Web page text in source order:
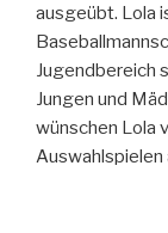
ausgeübt. Lola
Jugendbereich
Jungen und
wünschen Lola
Auswahlspielen